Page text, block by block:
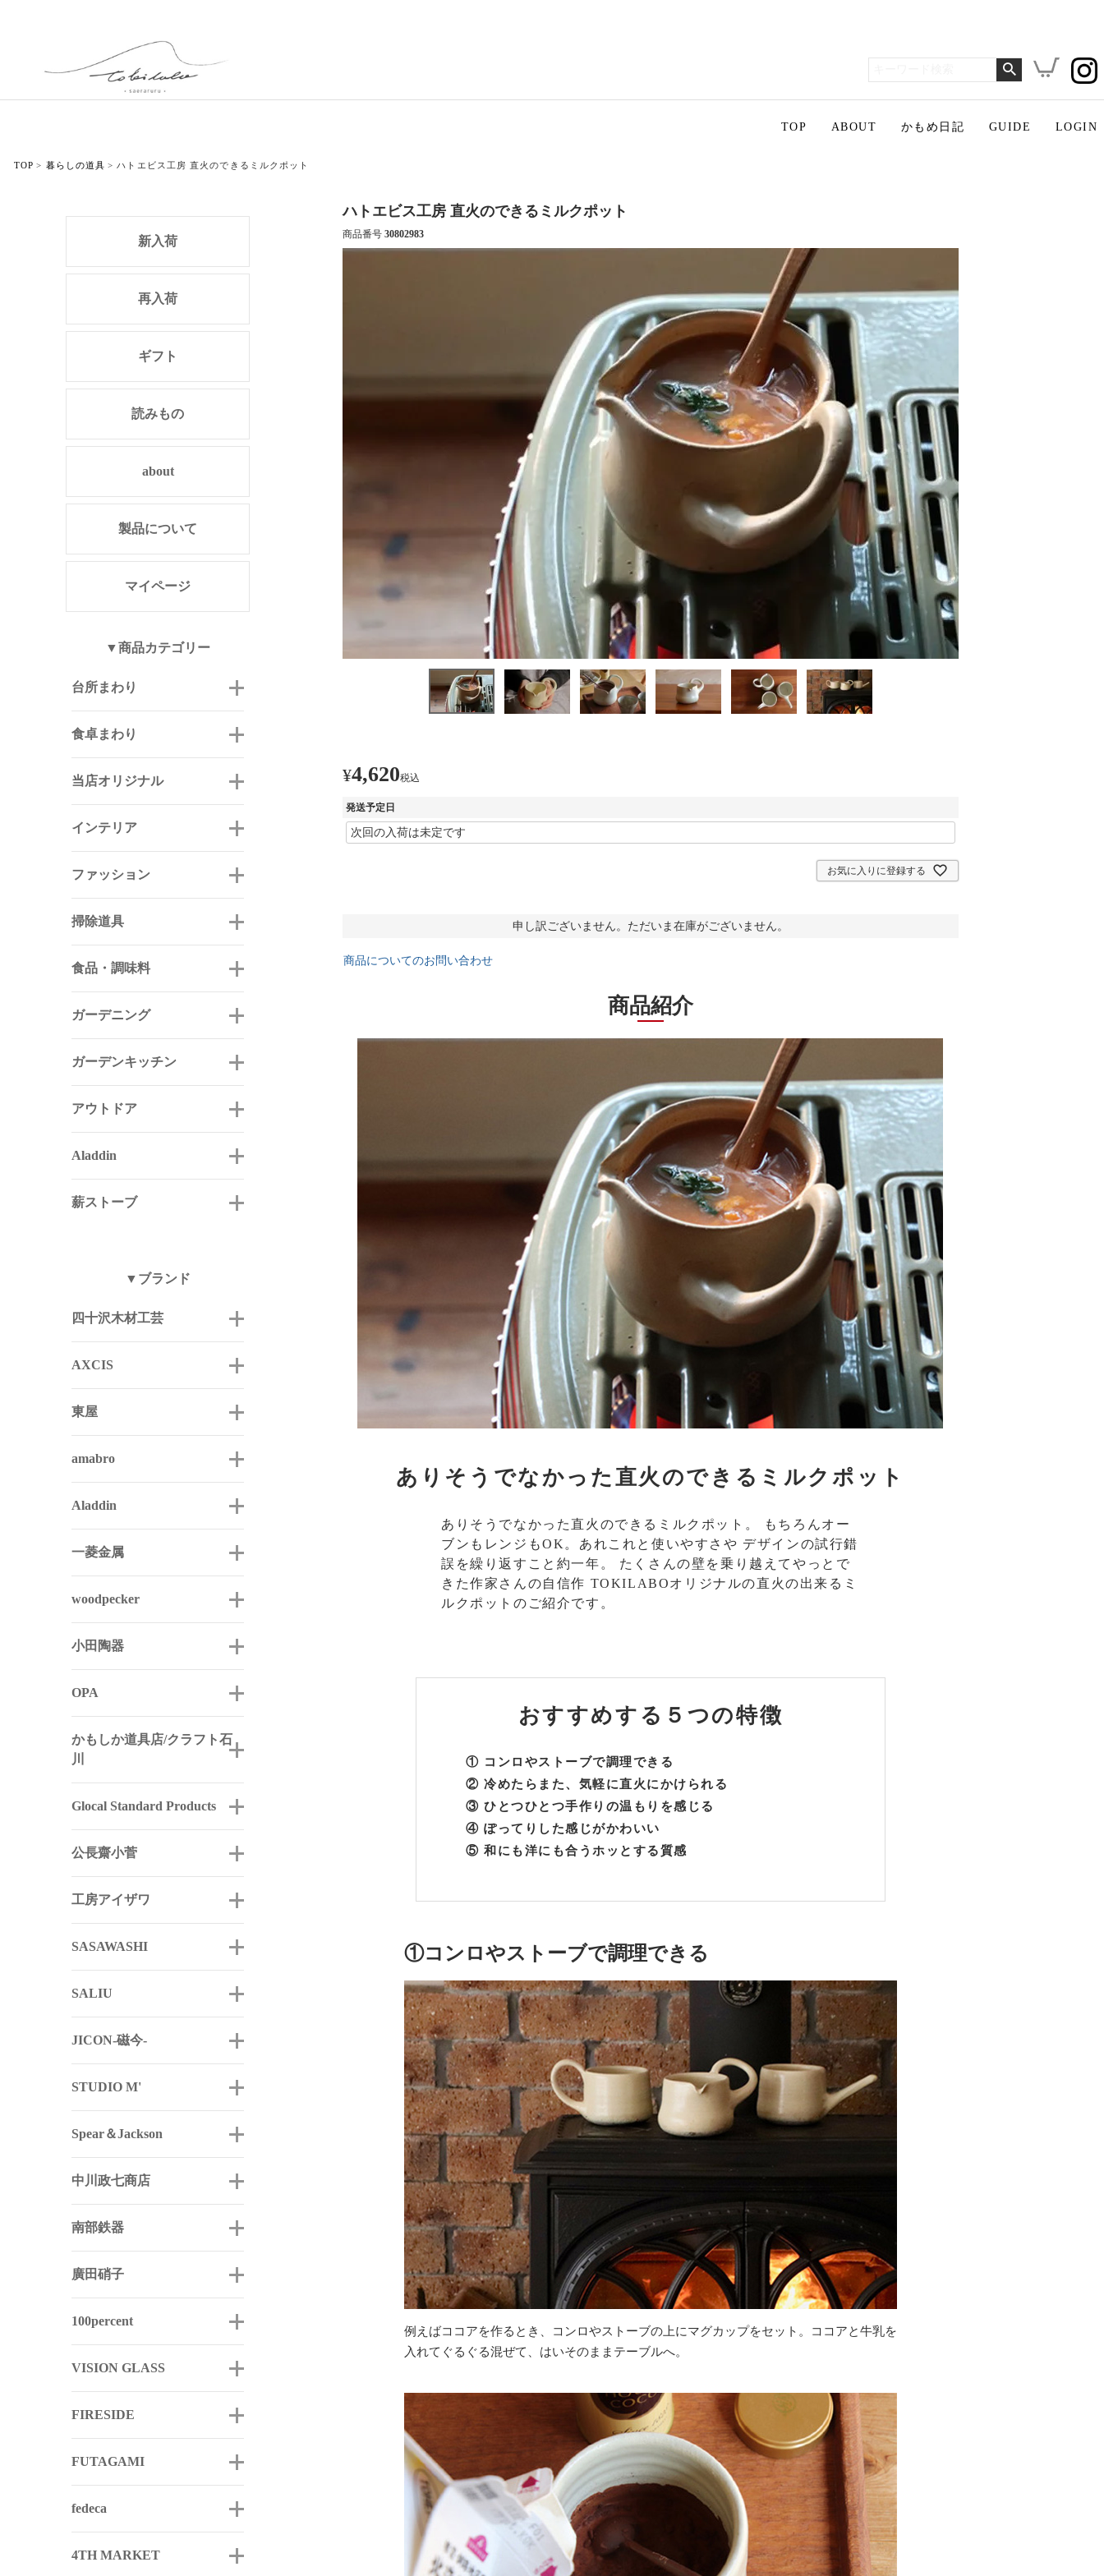
TOP ABOUT かもめ日記 GUIDE LOGIN
TOP 暮らしの道具 ハトエビス工房 直火のできるミルクポット
新入荷
再入荷
ギフト
読みもの
about
製品について
マイページ
▼商品カテゴリー
台所まわり
食卓まわり
当店オリジナル
インテリア
ファッション
掃除道具
食品・調味料
ガーデニング
ガーデンキッチン
アウトドア
Aladdin
薪ストーブ
▼ブランド
四十沢木材工芸
AXCIS
東屋
amabro
Aladdin
一菱金属
woodpecker
小田陶器
OPA
かもしか道具店/クラフト石
川
Glocal Standard Products
公長齋小菅
工房アイザワ
SASAWASHI
SALIU
JICON-磁今-
STUDIO M'
Spear＆Jackson
中川政七商店
南部鉄器
廣田硝子
100percent
VISION GLASS
FIRESIDE
FUTAGAMI
fedeca
4TH MARKET
ハトエビス工房 直火のできるミルクポット
商品番号 30802983
¥4,620税込
発送予定日
お気に入りに登録する
申し訳ございません。ただいま在庫がございません。
商品についてのお問い合わせ
商品紹介
ありそうでなかった直火のできるミルクポット
ありそうでなかった直火のできるミルクポット。 もちろんオー
ブンもレンジもOK。あれこれと使いやすさや デザインの試行錯
誤を繰り返すこと約一年。 たくさんの壁を乗り越えてやっとで
きた作家さんの自信作 TOKILABOオリジナルの直火の出来るミ
ルクポットのご紹介です。
おすすめする ５つの特徴
① コンロやストーブで調理できる
② 冷めたらまた、気軽に直火にかけられる
③ ひとつひとつ手作りの温もりを感じる
④ ぽってりした感じがかわいい
⑤ 和にも洋にも合うホッとする質感
①コンロやストーブで調理できる
例えばココアを作るとき、コンロやストーブの上にマグカップをセット。ココアと牛乳を
入れてぐるぐる混ぜて、はいそのままテーブルへ。